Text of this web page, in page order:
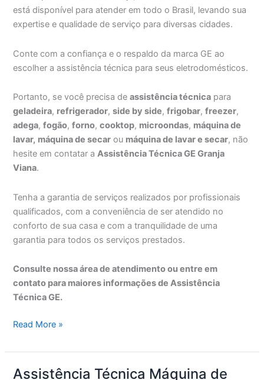
está disponível para atender em todo o Brasil, levando sua
expertise e qualidade de serviço para diversas cidades.
Conte com a confiança e o respaldo da marca GE ao
escolher a assistência técnica para seus eletrodomésticos.
Portanto, se você precisa deassistência técnica para
geladeira, refrigerador,side by side,frigobar,freezer,
adega,fogão,forno,cooktop, microondas, máquina de
lavar, máquina de secar ou máquina de lavar e secar, não
hesite em contatar aAssistência Técnica GE Granja
Viana.
Tenha a garantia de serviços realizados por profissionais
qualificados, com a conveniência de ser atendido no
conforto de sua casa e com a tranquilidade de uma
garantia para todos os serviços prestados.
Consulte nossa área de atendimento ou entre em
contato para maiores informações de Assistência
Técnica GE.
Assistência
GE
Granja
Read More »
Assistência Técnica Máquina de